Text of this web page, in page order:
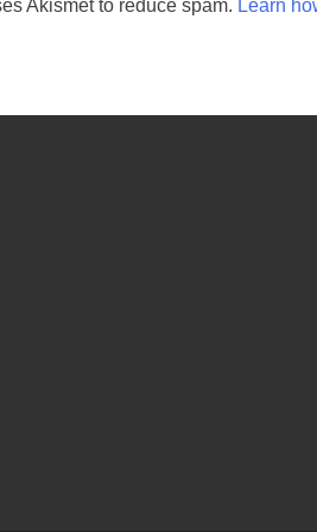
Akismet to reduce spam. Learn